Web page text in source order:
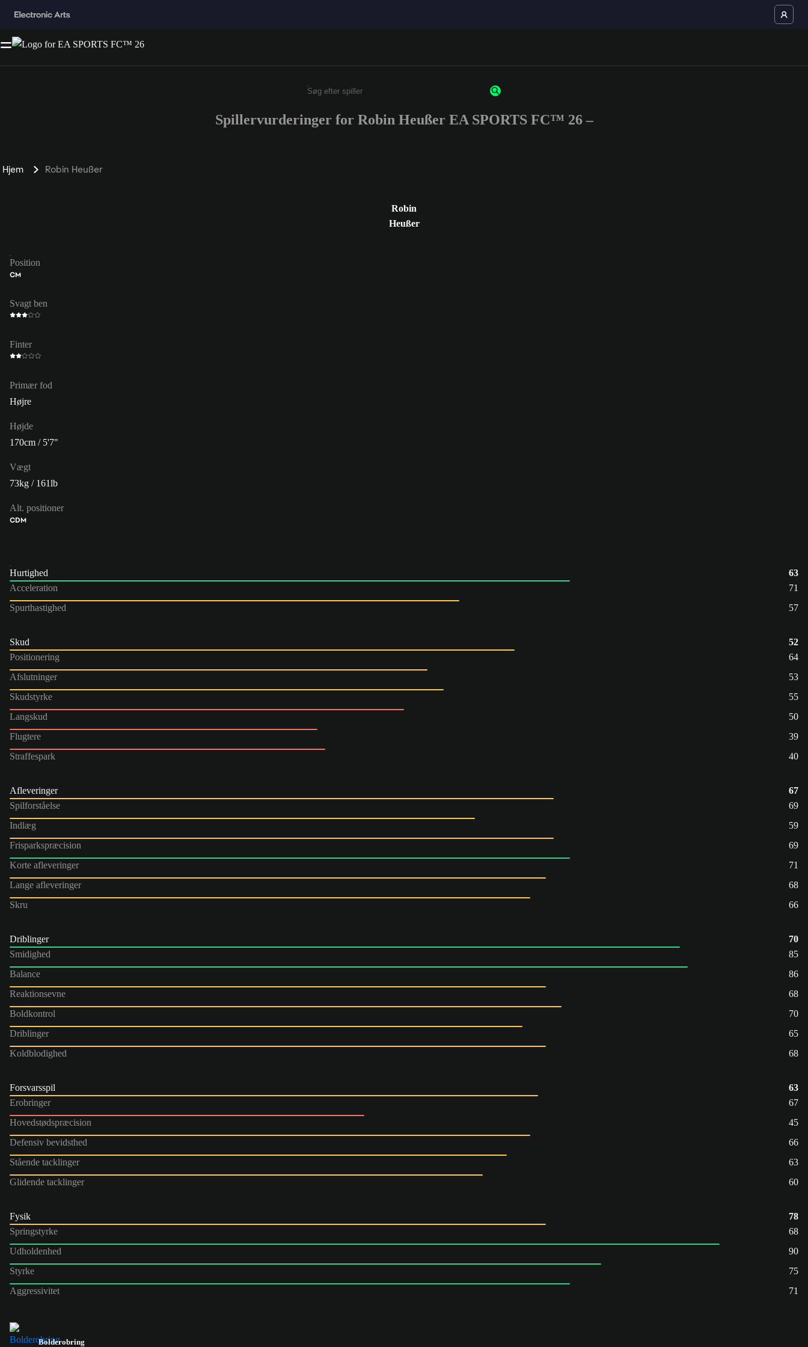
Enter a minimum of 3 characters or numbers
Spillervurderinger for Robin Heußer EA SPORTS FC™ 26 –
Hjem Robin Heußer
Robin
Heußer
Position
CM
Svagt ben
Finter
Primær fod
Højre
Højde
170cm / 5'7"
Vægt
73kg / 161lb
Alt. positioner
CDM
Hurtighed
63
Acceleration
71
Spurthastighed
57
Skud
52
Positionering
64
Afslutninger
53
Skudstyrke
55
Langskud
50
Flugtere
39
Straffespark
40
Afleveringer
67
Spilforståelse
69
Indlæg
59
Frisparkspræcision
69
Korte afleveringer
71
Lange afleveringer
68
Skru
66
Driblinger
70
Smidighed
85
Balance
86
Reaktionsevne
68
Boldkontrol
70
Driblinger
65
Koldblodighed
68
Forsvarsspil
63
Erobringer
67
Hovedstødspræcision
45
Defensiv bevidsthed
66
Stående tacklinger
63
Glidende tacklinger
60
Fysik
78
Springstyrke
68
Udholdenhed
90
Styrke
75
Aggressivitet
71
Bolderobring